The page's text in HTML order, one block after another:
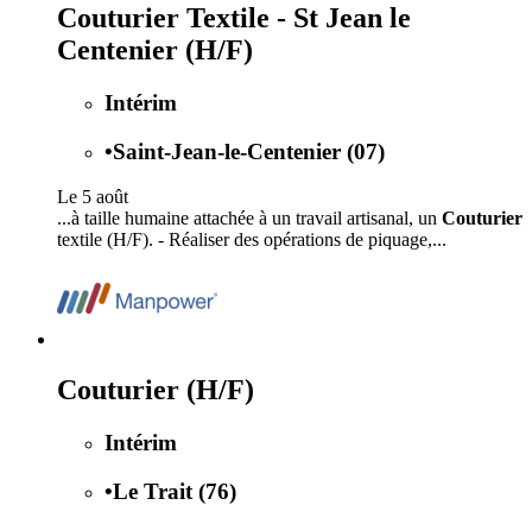
Couturier Textile - St Jean le
Centenier (H/F)
Intérim
•Saint-Jean-le-Centenier (07)
Le 5 août
...à taille humaine attachée à un travail artisanal, un Couturier
textile (H/F). - Réaliser des opérations de piquage,...
Couturier (H/F)
Intérim
•Le Trait (76)